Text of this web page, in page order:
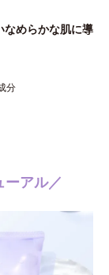
なめらかな肌に導
分
ーアル／